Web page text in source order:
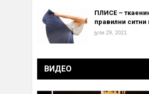
ПЛИСЕ –
правилни ситни
јули 29, 2021
ВИДЕО